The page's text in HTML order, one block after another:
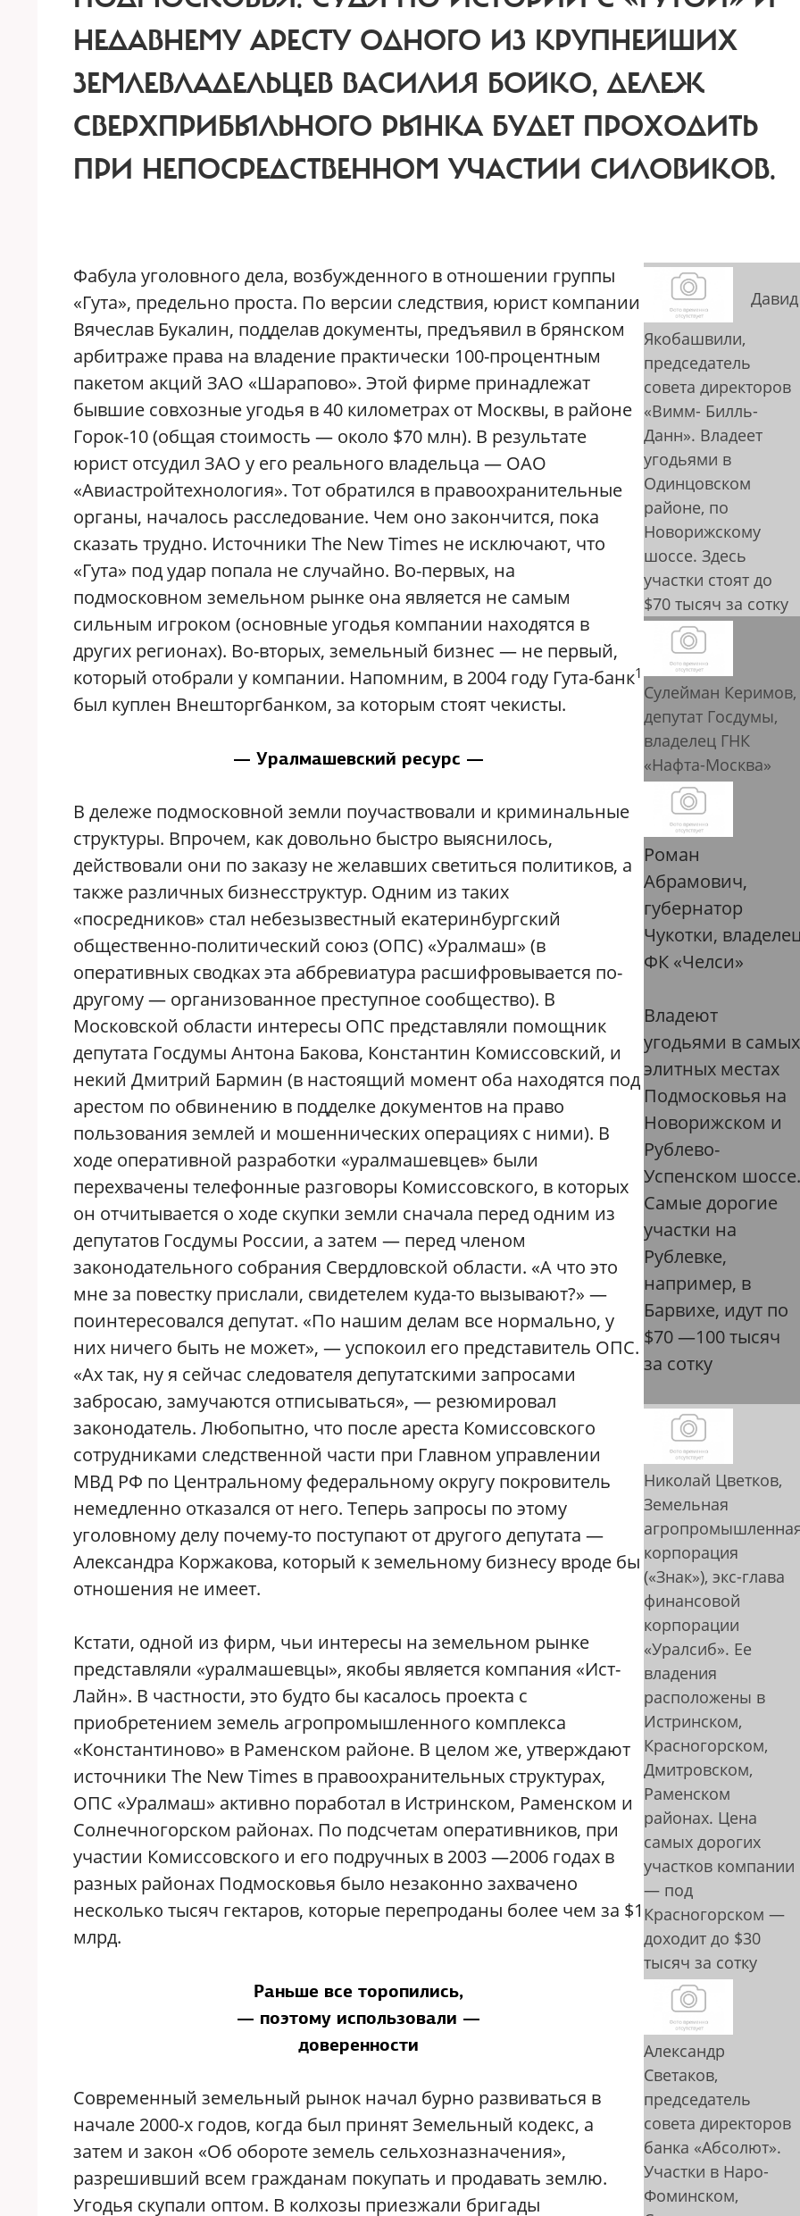
НЕДАВНЕМУ АРЕСТУ ОДНОГО ИЗ КРУПНЕЙШИХ
ЗЕМЛЕВЛАДЕЛЬЦЕВ ВАСИЛИЯ БОЙКО, ДЕЛЕЖ
СВЕРХПРИБЫЛЬНОГО РЫНКА БУДЕТ ПРОХОДИТЬ
ПРИ НЕПОСРЕДСТВЕННОМ УЧАСТИИ СИЛОВИКОВ.
Давид
Якобашвили,
председатель
совета директоров
«Вимм- Билль-
Данн». Владеет
угодьями в
Одинцовском
районе, по
Новорижскому
шоссе. Здесь
участки стоят до
$70 тысяч за сотку
Сулейман Керимов,
депутат Госдумы,
владелец ГНК
«Нафта-Москва»
Роман
Абрамович,
губернатор
Чукотки,
ФК «Челси»
Владеют
угодьями в самых
элитных местах
Подмосковья на
Новорижском и
Рублево-
Успенском шоссе.
Самые дорогие
участки на
Рублевке,
например, в
Барвихе, идут по
$70 —100 тысяч
за сотку
Николай Цветков,
Земельная
корпорация
(«Знак»), экс-глава
финансовой
корпорации
«Уралсиб». Ее
владения
расположены в
Истринском,
Красногорском,
Дмитровском,
Раменском
районах. Цена
самых дорогих
участков компании
— под
Красногорском —
доходит до $30
тысяч за сотку
Александр
Светаков,
председатель
совета директоров
банка «Абсолют».
Участки в Наро-
Фоминском,
Фабула уголовного дела, возбужденного в отношении группы
«Гута», предельно проста. По версии следствия, юрист компании
Вячеслав Букалин, подделав документы, предъявил в брянском
арбитраже права на владение практически 100-процентным
пакетом акций ЗАО «Шарапово». Этой фирме принадлежат
бывшие совхозные угодья в 40 километрах от Москвы, в районе
Горок-10 (общая стоимость — около $70 млн). В результате
юрист отсудил ЗАО у его реального владельца — ОАО
«Авиастройтехнология». Тот обратился в правоохранительные
органы, началось расследование. Чем оно закончится, пока
сказать трудно. Источники The New Times не исключают, что
«Гута» под удар попала не случайно. Во-первых, на
подмосковном земельном рынке она является не самым
сильным игроком (основные угодья компании находятся в
других регионах). Во-вторых, земельный бизнес — не первый,
который отобрали у компании. Напомним, в 2004 году Гута-банк1
был куплен Внешторгбанком, за которым стоят чекисты.
— Уралмашевский ресурс —
В дележе подмосковной земли поучаствовали и криминальные
структуры. Впрочем, как довольно быстро выяснилось,
действовали они по заказу не желавших светиться политиков, а
также различных бизнесструктур. Одним из таких
«посредников» стал небезызвестный екатеринбургский
общественно-политический союз (ОПС) «Уралмаш» (в
оперативных сводках эта аббревиатура расшифровывается по-
другому — организованное преступное сообщество). В
Московской области интересы ОПС представляли помощник
депутата Госдумы Антона Бакова, Константин Комиссовский, и
некий Дмитрий Бармин (в настоящий момент оба находятся под
арестом по обвинению в подделке документов на право
пользования землей и мошеннических операциях с ними). В
ходе оперативной разработки «уралмашевцев» были
перехвачены телефонные разговоры Комиссовского, в которых
он отчитывается о ходе скупки земли сначала перед одним из
депутатов Госдумы России, а затем — перед членом
законодательного собрания Свердловской области. «А что это
мне за повестку прислали, свидетелем куда-то вызывают?» —
поинтересовался депутат. «По нашим делам все нормально, у
них ничего быть не может», — успокоил его представитель ОПС.
«Ах так, ну я сейчас следователя депутатскими запросами
забросаю, замучаются отписываться», — резюмировал
законодатель. Любопытно, что после ареста Комиссовского
сотрудниками следственной части при Главном управлении
МВД РФ по Центральному федеральному округу покровитель
немедленно отказался от него. Теперь запросы по этому
уголовному делу почему-то поступают от другого депутата —
Александра Коржакова, который к земельному бизнесу вроде бы
отношения не имеет.
Кстати, одной из фирм, чьи интересы на земельном рынке
представляли «уралмашевцы», якобы является компания «Ист-
Лайн». В частности, это будто бы касалось проекта с
приобретением земель агропромышленного комплекса
«Константиново» в Раменском районе. В целом же, утверждают
источники The New Times в правоохранительных структурах,
ОПС «Уралмаш» активно поработал в Истринском, Раменском и
Солнечногорском районах. По подсчетам оперативников, при
участии Комиссовского и его подручных в 2003 —2006 годах в
разных районах Подмосковья было незаконно захвачено
несколько тысяч гектаров, которые перепроданы более чем за $1
млрд.
Раньше все торопились,
— поэтому использовали —
доверенности
Современный земельный рынок начал бурно развиваться в
начале 2000-х годов, когда был принят Земельный кодекс, а
затем и закон «Об обороте земель сельхозназначения»,
разрешивший всем гражданам покупать и продавать землю.
Угодья скупали оптом. В колхозы приезжали бригады